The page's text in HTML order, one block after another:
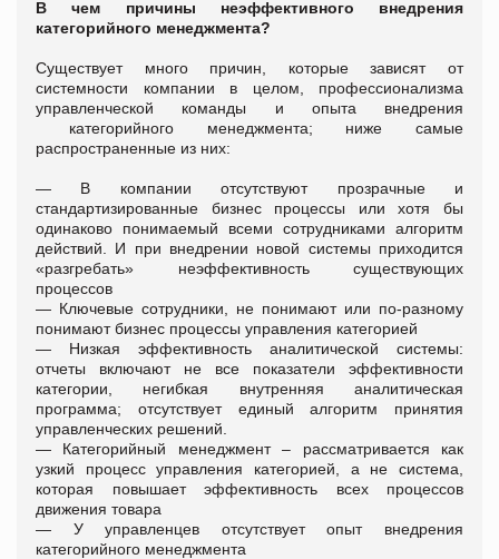
В чем причины неэффективного внедрения
категорийного менеджмента?
Существует много причин, которые зависят от
системности компании в целом, профессионализма
управленческой команды и опыта внедрения
категорийного менеджмента; ниже самые
распространенные из них:
— В компании отсутствуют прозрачные и
стандартизированные бизнес процессы или хотя бы
одинаково понимаемый всеми сотрудниками алгоритм
действий. И при внедрении новой системы приходится
«разгребать» неэффективность существующих
процессов
— Ключевые сотрудники, не понимают или по-разному
понимают бизнес процессы управления категорией
— Низкая эффективность аналитической системы:
отчеты включают не все показатели эффективности
категории, негибкая внутренняя аналитическая
программа; отсутствует единый алгоритм принятия
управленческих решений.
— Категорийный менеджмент – рассматривается как
узкий процесс управления категорией, а не система,
которая повышает эффективность всех процессов
движения товара
— У управленцев отсутствует опыт внедрения
категорийного менеджмента